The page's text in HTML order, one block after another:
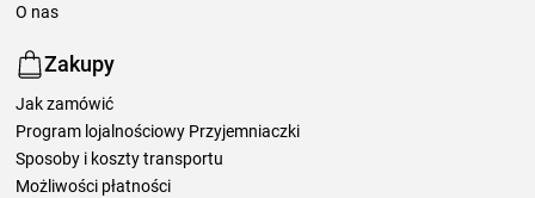
O nas
Zakupy
Jak zamówić
Program lojalnościowy Przyjemniaczki
Sposoby i koszty transportu
Możliwości płatności